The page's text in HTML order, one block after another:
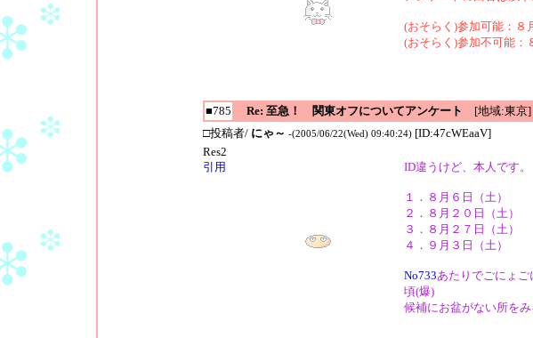
(おそらく)参加可能：８
(おそらく)参加不可能：
■785
Re: 至急！ 関東オフについてアンケート
[地域:東京]
□投稿者/ にゃ～ -(2005/06/22(Wed) 09:40:24) [ID:47cWEaaV]
Res2
引用
ID違うけど、本人です。
１．８月６日（土
２．８月２０日（土
３．８月２７日（土
４．９月３日（土
No733あたりでごにょ
頃(爆)
候補にお盆がない所を